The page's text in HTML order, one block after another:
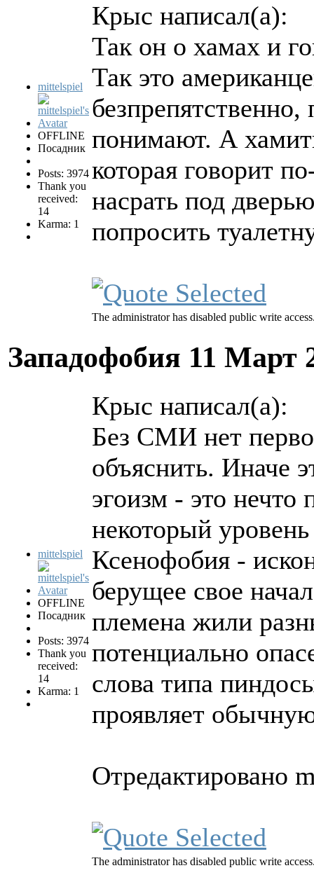
mittelspiel
OFFLINE
Посадник
Posts: 3974
Thank you
received:
14
Karma: 1
Крыс написал(а):
Так он о хамах и
Так это
понимают. А
которая говорит
насрать под
попросить
The administrator has disabled public write
Западофобия 11 Март
mittelspiel
OFFLINE
Посадник
Posts: 3974
Thank you
received:
14
Karma: 1
Крыс написал(а):
Без СМИ нет
объяснить. Иначе
эгоизм - это
некоторый
Ксенофобия -
берущее свое
племена жили
потенциально
слова типа
проявляет
Отредактировано
The administrator has disabled public write